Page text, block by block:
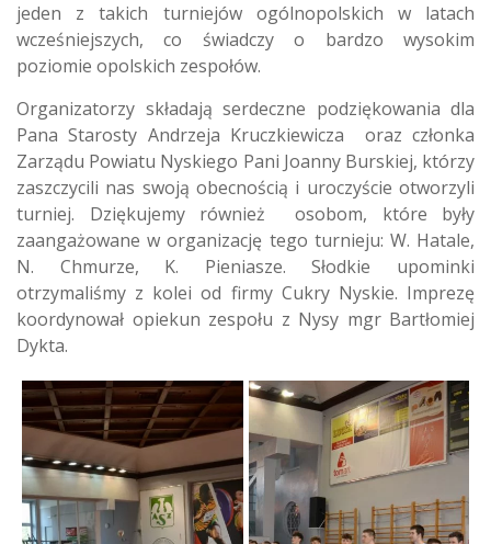
jeden z takich turniejów ogólnopolskich w latach
wcześniejszych, co świadczy o bardzo wysokim
poziomie opolskich zespołów.
Organizatorzy składają serdeczne podziękowania dla
Pana Starosty Andrzeja Kruczkiewicza oraz członka
Zarządu Powiatu Nyskiego Pani Joanny Burskiej, którzy
zaszczycili nas swoją obecnością i uroczyście otworzyli
turniej. Dziękujemy również osobom, które były
zaangażowane w organizację tego turnieju: W. Hatale,
N. Chmurze, K. Pieniasze. Słodkie upominki
otrzymaliśmy z kolei od firmy Cukry Nyskie. Imprezę
koordynował opiekun zespołu z Nysy mgr Bartłomiej
Dykta.